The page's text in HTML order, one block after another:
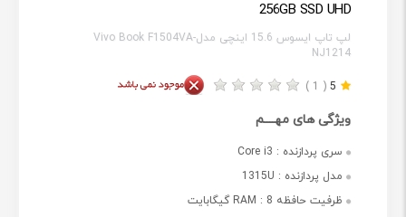
256GB SSD UHD
لپ تاپ ایسوس 15.6 اینچی مدلVivo Book F1504VA-
NJ1214
5
( 1 )
ویژگی های مهــــم
سری پردازنده : Core i3
مدل پردازنده : 1315U
ظرفیت حافظه RAM : 8 گیگابایت